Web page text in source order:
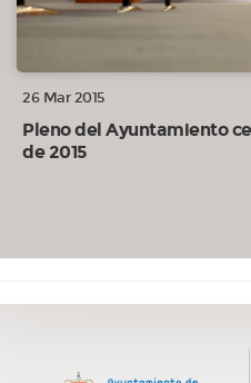
26 Mar 2015
Pleno del Ayuntamiento
de 2015